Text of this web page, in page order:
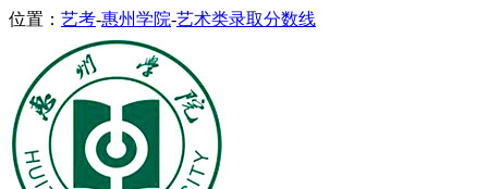
位置： 艺考-惠州学院-艺术类录取分数线